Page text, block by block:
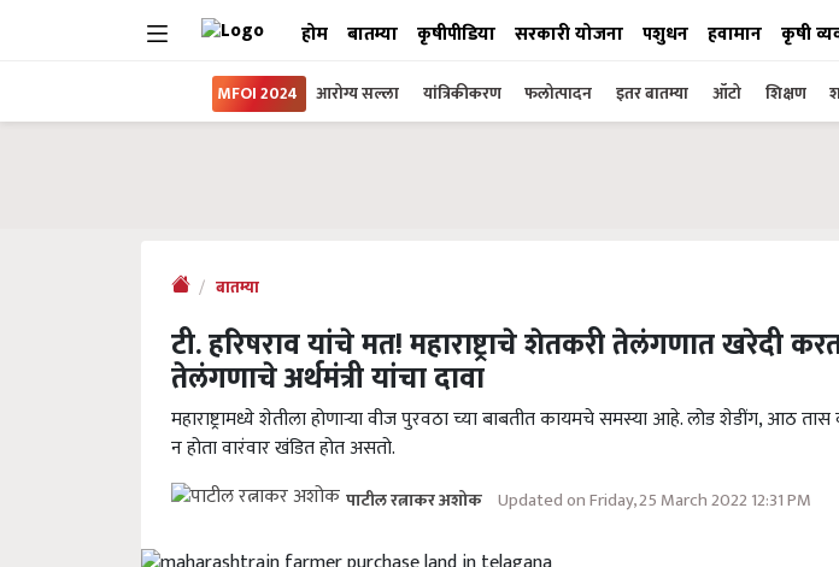
होम बातम्या कृषीपीडिया सरकारी योजना पशुधन हवामान कृषी
MFOI 2024 आरोग्य सल्ला यांत्रिकीकरण फलोत्पादन इतर बातम्या ऑटो शिक्षण
बातम्या
टी. हरिषराव यांचे मत! महाराष्ट्राचे शेतकरी तेलंगणात खरेदी
तेलंगणाचे अर्थमंत्री यांचा दावा
महाराष्ट्रामध्ये शेतीला होणाऱ्या वीज पुरवठा च्या बाबतीत कायमचे समस्या आहे. लोड शेडींग, आठ
न होता वारंवार खंडित होत असतो.
पाटील रत्नाकर अशोक Updated on Friday, 25 March 2022 12:31 PM